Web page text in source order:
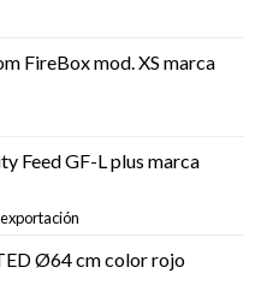
FireBox mod. XS marca
Feed GF-L plus marca
Ø64 cm color rojo